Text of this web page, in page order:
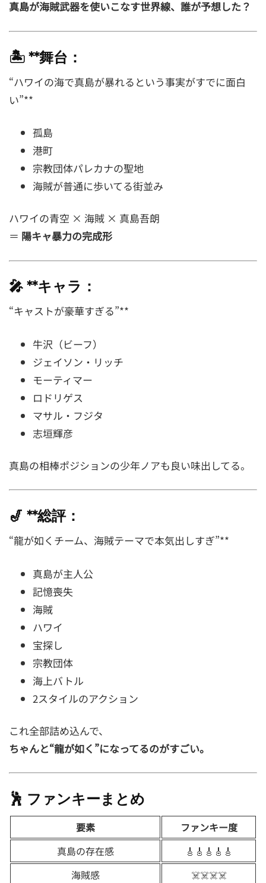
真島が海賊武器を使いこなす世界線、誰が予想した？
🏝 **舞台：
“ハワイの海で真島が暴れるという事実がすでに面白
い”**
孤島
港町
宗教団体パレカナの聖地
海賊が普通に歩いてる街並み
ハワイの青空 × 海賊 × 真島吾朗
＝ 陽キャ暴力の完成形
🎤 **キャラ：
“キャストが豪華すぎる”**
牛沢（ビーフ）
ジェイソン・リッチ
モーティマー
ロドリゲス
マサル・フジタ
志垣輝彦
真島の相棒ポジションの少年ノアも良い味出してる。
🎷 **総評：
“龍が如くチーム、海賊テーマで本気出しすぎ”**
真島が主人公
記憶喪失
海賊
ハワイ
宝探し
宗教団体
海上バトル
2スタイルのアクション
これ全部詰め込んで、
ちゃんと“龍が如く”になってるのがすごい。
🕺 ファンキーまとめ
要素
ファンキー度
真島の存在感
🎸🎸🎸🎸🎸
海賊感
☠️☠️☠️☠️